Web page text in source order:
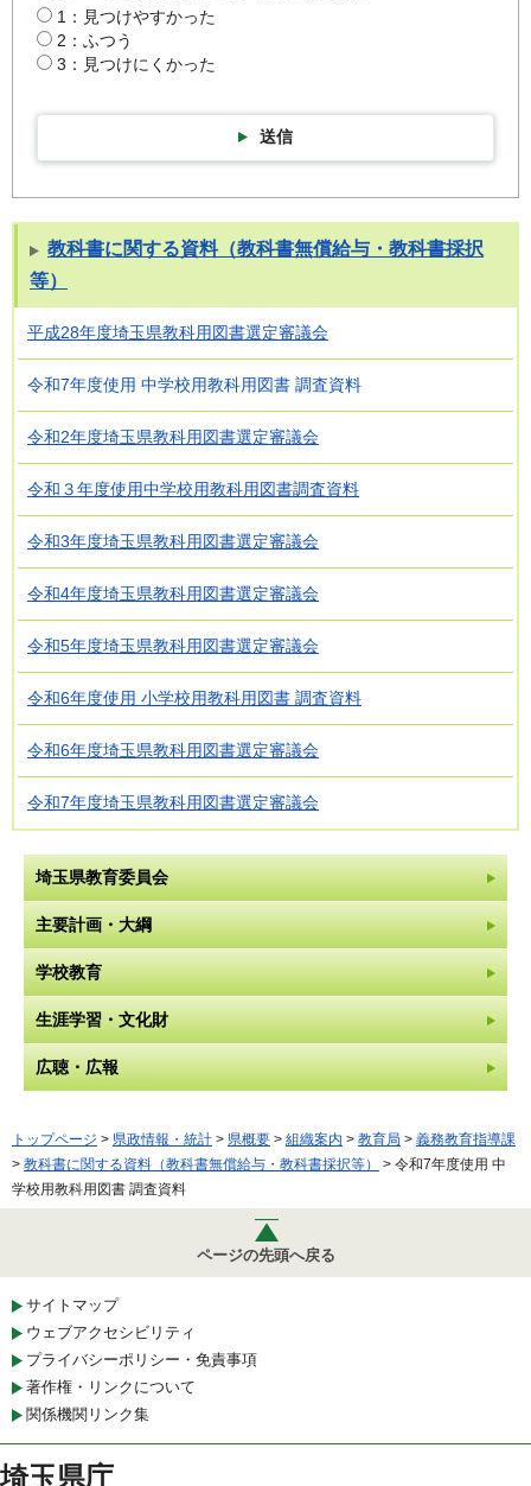
1：見つけやすかった
2：ふつう
3：見つけにくかった
送信
教科書に関する資料（教科書無償給与・教科書採択
等）
平成28年度埼玉県教科用図書選定審議会
令和7年度使用 中学校用教科用図書 調査資料
令和2年度埼玉県教科用図書選定審議会
令和３年度使用中学校用教科用図書調査資料
令和3年度埼玉県教科用図書選定審議会
令和4年度埼玉県教科用図書選定審議会
令和5年度埼玉県教科用図書選定審議会
令和6年度使用 小学校用教科用図書 調査資料
令和6年度埼玉県教科用図書選定審議会
令和7年度埼玉県教科用図書選定審議会
埼玉県教育委員会
主要計画・大綱
学校教育
生涯学習・文化財
広聴・広報
トップページ > 県政情報・統計 > 県概要 > 組織案内 > 教育局 > 義務教育指導課
> 教科書に関する資料（教科書無償給与・教科書採択等）
> 令和7年度使用 中
学校用教科用図書 調査資料
ページの先頭へ戻る
サイトマップ
ウェブアクセシビリティ
プライバシーポリシー・免責事項
著作権・リンクについて
関係機関リンク集
埼玉県庁